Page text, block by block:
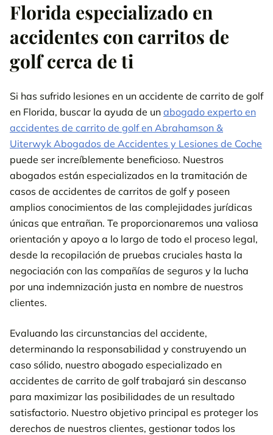
Florida especializado en
accidentes con carritos de
golf cerca de ti
Si has sufrido lesiones en un accidente de carrito de golf
en Florida, buscar la ayuda de un abogado experto en
accidentes de carrito de golf en Abrahamson &
Uiterwyk Abogados de Accidentes y Lesiones de Coche
puede ser increíblemente beneficioso. Nuestros
abogados están especializados en la tramitación de
casos de accidentes de carritos de golf y poseen
amplios conocimientos de las complejidades jurídicas
únicas que entrañan. Te proporcionaremos una valiosa
orientación y apoyo a lo largo de todo el proceso legal,
desde la recopilación de pruebas cruciales hasta la
negociación con las compañías de seguros y la lucha
por una indemnización justa en nombre de nuestros
clientes.
Evaluando las circunstancias del accidente,
determinando la responsabilidad y construyendo un
caso sólido, nuestro abogado especializado en
accidentes de carrito de golf trabajará sin descanso
para maximizar las posibilidades de un resultado
satisfactorio. Nuestro objetivo principal es proteger los
derechos de nuestros clientes, gestionar todos los